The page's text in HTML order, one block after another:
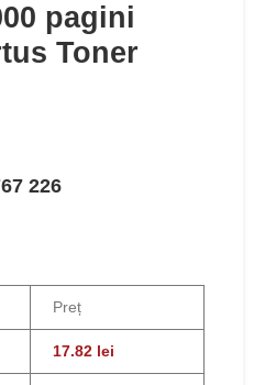
pagini
Toner
226
Preț
17.82 lei